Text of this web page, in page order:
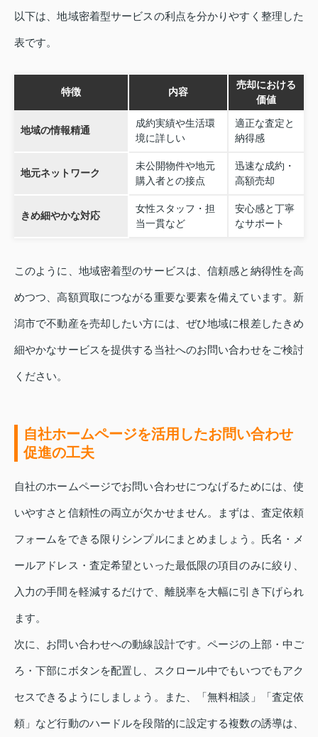
以下は、地域密着型サービスの利点を分かりやすく整理した
表です。
特徴 内容
売却における
価値
地域の情報精通
成約実績や生活環
境に詳しい
適正な査定と
納得感
地元ネットワーク
未公開物件や地元
購入者との接点
迅速な成約・
高額売却
きめ細やかな対応
女性スタッフ・担
当一貫など
安心感と丁寧
なサポート
このように、地域密着型のサービスは、信頼感と納得性を高
めつつ、高額買取につながる重要な要素を備えています。新
潟市で不動産を売却したい方には、ぜひ地域に根差したきめ
細やかなサービスを提供する当社へのお問い合わせをご検討
ください。
自社ホームページを活用したお問い合わせ
促進の工夫
自社のホームページでお問い合わせにつなげるためには、使
いやすさと信頼性の両立が欠かせません。まずは、査定依頼
フォームをできる限りシンプルにまとめましょう。氏名・メ
ールアドレス・査定希望といった最低限の項目のみに絞り、
入力の手間を軽減するだけで、離脱率を大幅に引き下げられ
ます。
次に、お問い合わせへの動線設計です。ページの上部・中ご
ろ・下部にボタンを配置し、スクロール中でもいつでもアク
セスできるようにしましょう。また、「無料相談」「査定依
頼」など行動のハードルを段階的に設定する複数の誘導は、